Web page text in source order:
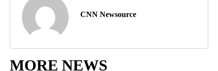
CNN Newsource
MORE NEWS